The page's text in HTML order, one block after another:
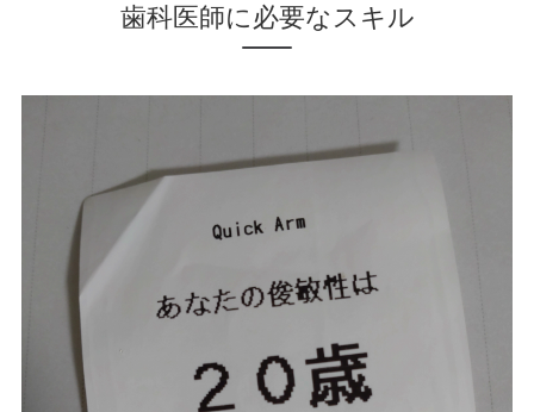
歯科医師に必要なスキル